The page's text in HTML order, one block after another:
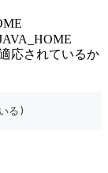
応されているか
る)